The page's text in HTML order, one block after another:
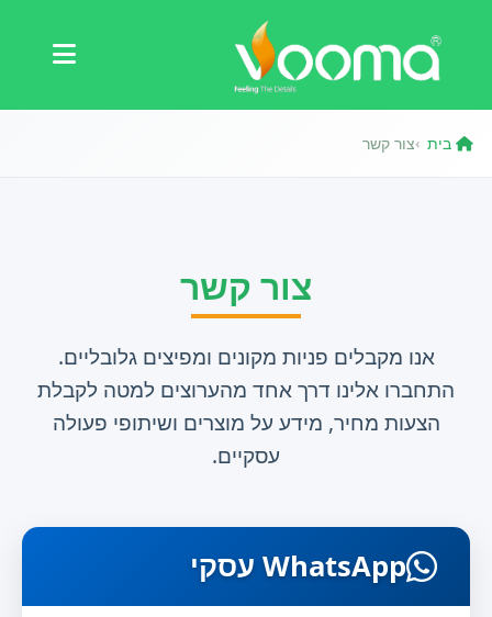
תעודות
מקרה בוחן
בית ›צור קשר
צור קשר
אנו מקבלים פניות מקונים ומפיצים גלובליים.
התחברו אלינו דרך אחד מהערוצים למטה לקבלת
הצעות מחיר, מידע על מוצרים ושיתופי פעולה
עסקיים.
WhatsApp עסקי